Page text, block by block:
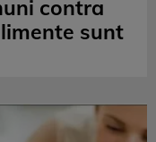
contra
sunt